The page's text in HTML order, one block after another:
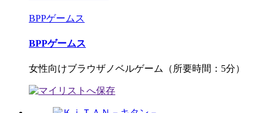
BPPゲームス
BPPゲームス
女性向けブラウザノベルゲーム（所要時間：5分）